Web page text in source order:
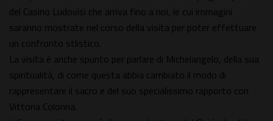
del Casino Ludovisi che arriva fino a noi, le cui immagini
saranno mostrate nel corso della visita per poter effettuare
un confronto stlistico.
La visita è anche spunto per parlare di Michelangelo, della sua
spiritualità, di come questa abbia cambiato il modo di
rappresentare il sacro e del suo specialissimo rapporto con
Vittoria Colonna.